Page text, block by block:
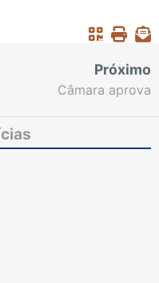
Próximo
Câmara aprova
Pacto Republicano que
vai agilizar processos